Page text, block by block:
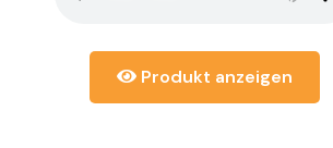
Produkt anzeigen